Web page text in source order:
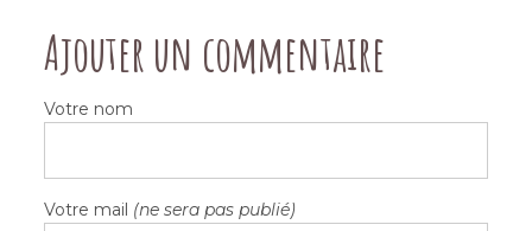
Ajouter un commentaire
Votre nom
Votre mail (ne sera pas publié)